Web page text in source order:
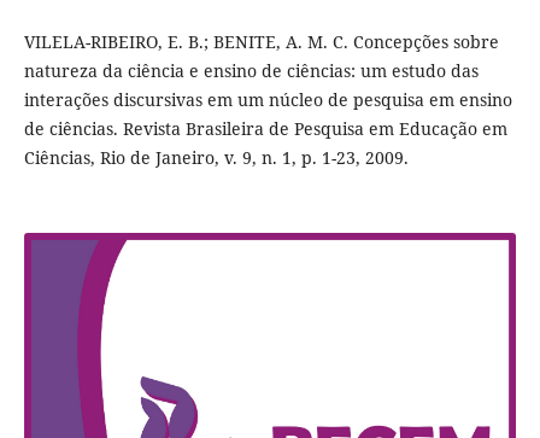
VILELA-RIBEIRO, E. B.; BENITE, A. M. C. Concepções sobre
natureza da ciência e ensino de ciências: um estudo das
interações discursivas em um núcleo de pesquisa em ensino
de ciências. Revista Brasileira de Pesquisa em Educação em
Ciências, Rio de Janeiro, v. 9, n. 1, p. 1-23, 2009.